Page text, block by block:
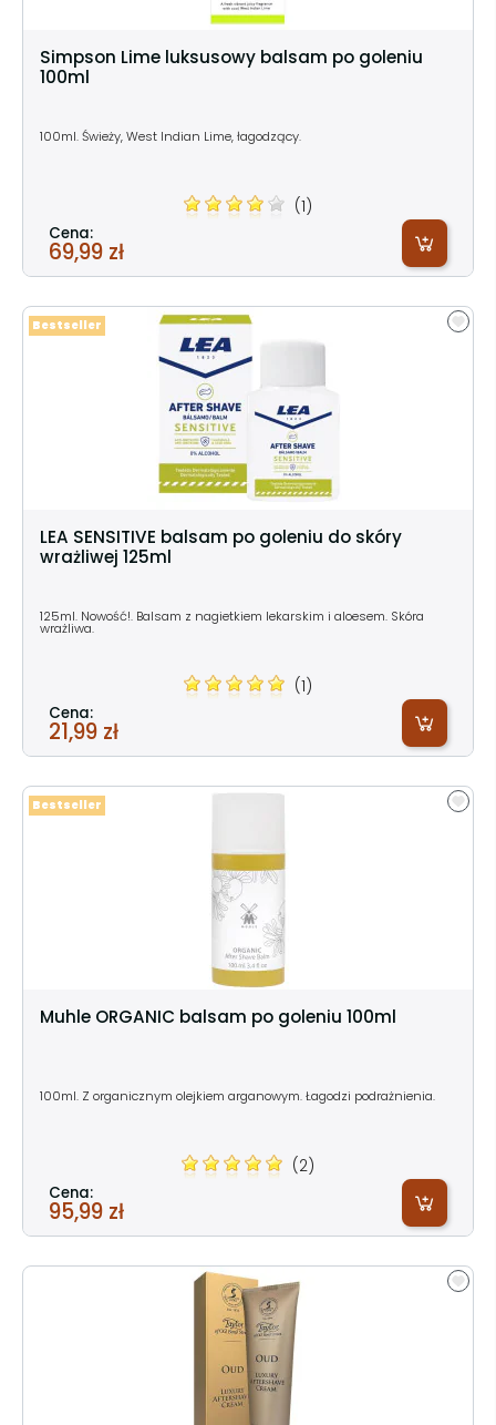
Simpson Lime luksusowy balsam po goleniu
100ml
100ml. Świeży, West Indian Lime, łagodzący.
(1)
Cena:
69,99 zł
LEA SENSITIVE balsam po goleniu do skóry
wrażliwej 125ml
125ml. Nowość!. Balsam z nagietkiem lekarskim i aloesem. Skóra
wrażliwa.
(1)
Cena:
21,99 zł
Bestseller
Muhle ORGANIC balsam po goleniu 100ml
100ml. Z organicznym olejkiem arganowym. Łagodzi podrażnienia.
(2)
Cena:
95,99 zł
Bestseller